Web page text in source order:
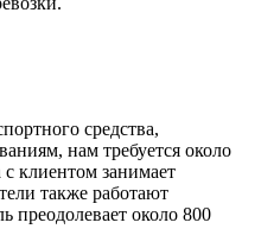
средства,
нам требуется около
клиентом занимает
также работают
преодолевает около 800